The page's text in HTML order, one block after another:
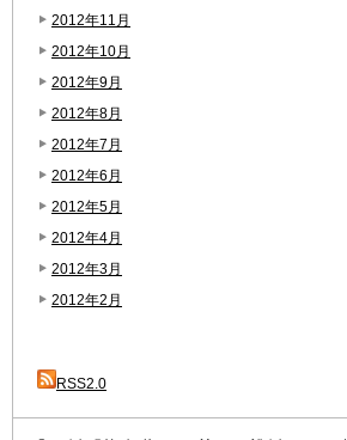
2012年11月
2012年10月
2012年9月
2012年8月
2012年7月
2012年6月
2012年5月
2012年4月
2012年3月
2012年2月
RSS2.0